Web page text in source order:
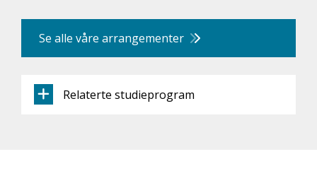
Se alle våre arrangementer
Relaterte studieprogram